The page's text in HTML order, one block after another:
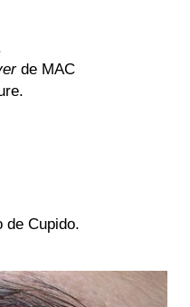
de MAC
de Cupido.